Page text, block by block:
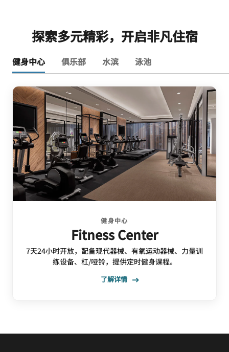
探索多元精彩，开启非凡住宿
健身中心 俱乐部 水滨 泳池
健身中心
Fitness Center
7天24小时开放，配备现代器械、有氧运动器械、力量训
练设备、杠/哑铃，提供定时健身课程。
了解详情